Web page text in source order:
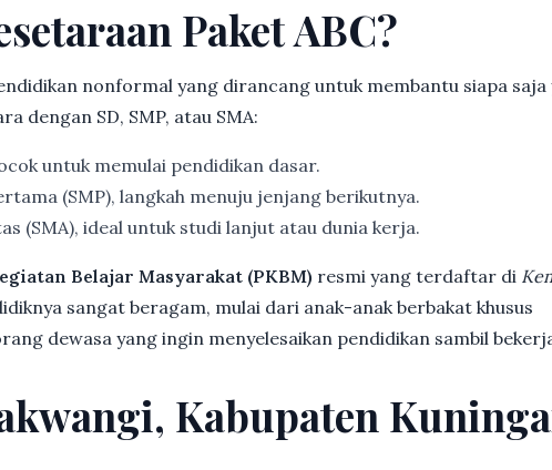
Paket ABC?
nonformal yang dirancang untuk membantu siapa saja
dengan SD, SMP, atau SMA:
untuk memulai pendidikan dasar.
(SMP), langkah menuju jenjang berikutnya.
(SMA), ideal untuk studi lanjut atau dunia kerja.
Belajar Masyarakat (PKBM) resmi yang terdaftar di
sangat beragam, mulai dari anak-anak berbakat khusus
dewasa yang ingin menyelesaikan pendidikan sambil
Kabupaten